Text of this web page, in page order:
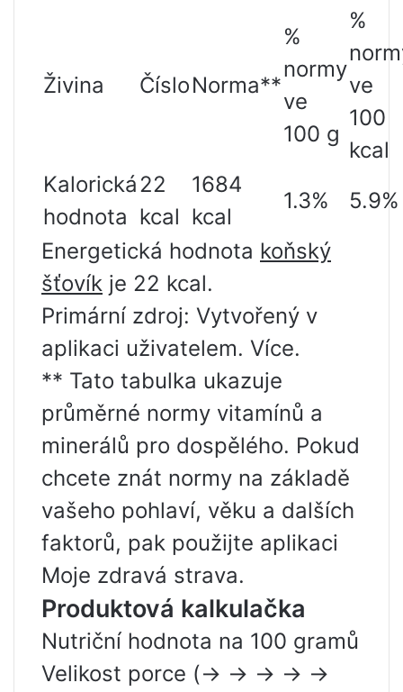
Živina ČísloNorma**
%
normy
ve
100 g
%
ve
100
kcal
Kalorická
hodnota
22
kcal
1684
kcal
1.3%
5.9%
Energetická hodnota koňský
šťovík je 22 kcal.
Primární zdroj: Vytvořený v
aplikaci uživatelem. Více.
** Tato tabulka ukazuje
průměrné normy vitamínů a
minerálů pro dospělého. Pokud
chcete znát normy na základě
vašeho pohlaví, věku a dalších
faktorů, pak použijte aplikaci
Moje zdravá strava.
Produktová kalkulačka
Nutriční hodnota na 100 gramů
Velikost porce (-> -> -> -> ->